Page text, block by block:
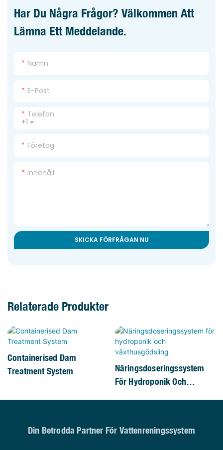
Har Du Några Frågor? Välkommen Att
Lämna Ett Meddelande.
Namn
E-Post
+1
Telefon
Företag
Innehåll
SKICKA FÖRFRÅGAN NU
Relaterade Produkter
Containerised Dam
Treatment System
Näringsdoseringssystem
För Hydroponik Och
Din Betrodda Partner För Vattenreningssystem